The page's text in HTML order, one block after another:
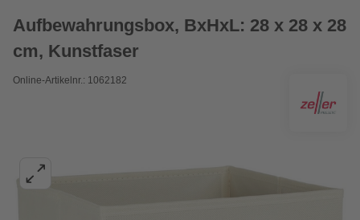
Aufbewahrungsbox, BxHxL: 28 x 28 x 28
cm, Kunstfaser
Online-Artikelnr.: 1062182